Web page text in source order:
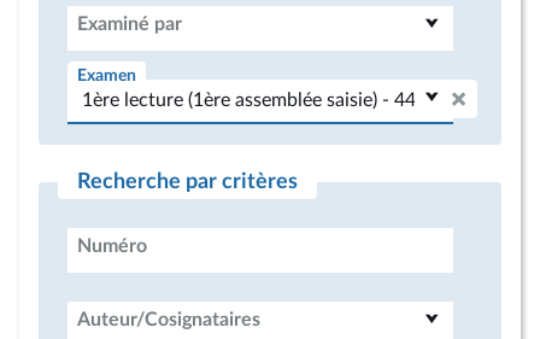
Examiné par
Examen
Recherche par critères
Numéro
Auteur/Cosignataires